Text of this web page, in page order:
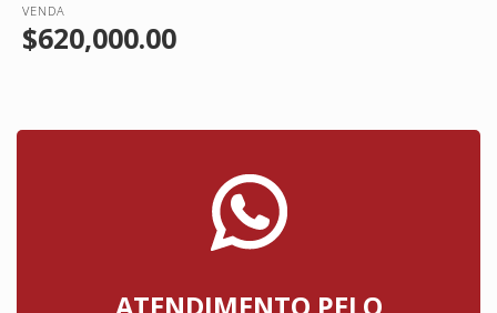
VENDA
$620,000.00
ATENDIMENTO PELO